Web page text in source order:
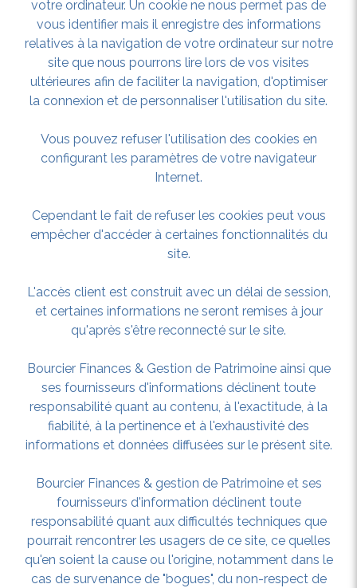
votre ordinateur. Un cookie ne nous permet pas de
vous identifier mais il enregistre des informations
relatives à la navigation de votre ordinateur sur notre
site que nous pourrons lire lors de vos visites
ultérieures afin de faciliter la navigation, d'optimiser
la connexion et de personnaliser l'utilisation du site.
Vous pouvez refuser l'utilisation des cookies en
configurant les paramètres de votre navigateur
Internet.
Cependant le fait de refuser les cookies peut vous
empêcher d'accéder à certaines fonctionnalités du
site.
L'accès client est construit avec un délai de session,
et certaines informations ne seront remises à jour
qu'après s'être reconnecté sur le site.
Bourcier Finances & Gestion de Patrimoine ainsi que
ses fournisseurs d'informations déclinent toute
responsabilité quant au contenu, à l'exactitude, à la
fiabilité, à la pertinence et à l'exhaustivité des
informations et données diffusées sur le présent site.
Bourcier Finances & gestion de Patrimoine et ses
fournisseurs d'information déclinent toute
responsabilité quant aux difficultés techniques que
pourrait rencontrer les usagers de ce site, ce quelles
qu'en soient la cause ou l'origine, notamment dans le
cas de survenance de "bogues", du non-respect de